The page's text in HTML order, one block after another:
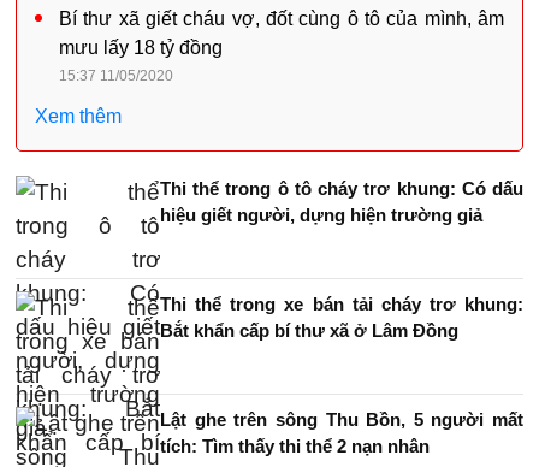
Bí thư xã giết cháu vợ, đốt cùng ô tô của mình, âm
mưu lấy 18 tỷ đồng
15:37 11/05/2020
Xem thêm
Thi thể trong ô tô cháy trơ khung: Có dấu
hiệu giết người, dựng hiện trường giả
Thi thể trong xe bán tải cháy trơ khung:
Bắt khẩn cấp bí thư xã ở Lâm Đồng
Lật ghe trên sông Thu Bồn, 5 người mất
tích: Tìm thấy thi thể 2 nạn nhân